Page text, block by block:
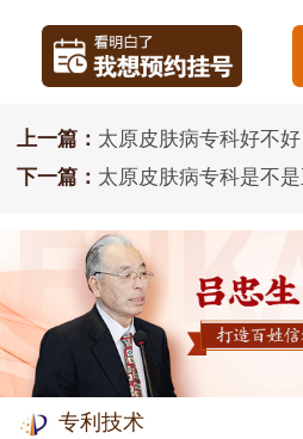
上一篇： 太原皮肤病专科好不好
下一篇： 太原皮肤病专科是不
专利技术